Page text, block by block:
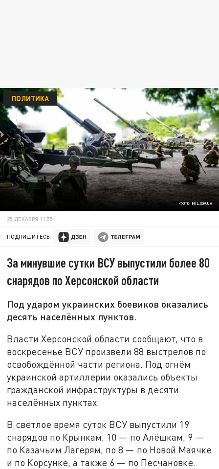
ФОТО: MIL.GOV.UA
ПОЛИТИКА
25 ДЕКАБРЯ 11:55
ПОДПИШИТЕСЬ:
За минувшие сутки ВСУ выпустили более 80
снарядов по Херсонской области
Под ударом украинских боевиков оказались
десять населённых пунктов.
Власти Херсонской области сообщают, что в
воскресенье ВСУ произвели 88 выстрелов по
освобождённой части региона. Под огнём
украинской артиллерии оказались объекты
гражданской инфраструктуры в десяти
населённых пунктах.
В светлое время суток ВСУ выпустили 19
снарядов по Крынкам, 10 — по Алёшкам, 9 —
по Казачьим Лагерям, по 8 — по Новой Маячке
и по Корсунке, а также 6 — по Песчановке.